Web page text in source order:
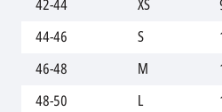
42-44
XS
44-46
S
46-48
M
48-50
L